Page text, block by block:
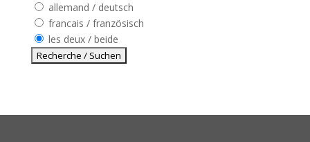
allemand / deutsch
francais / französisch
les deux / beide